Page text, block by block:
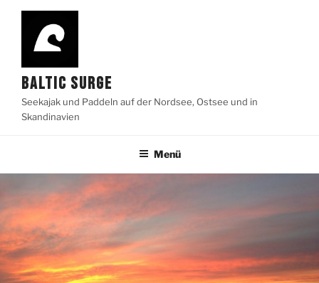
Zum
springen
BALTIC SURGE
Seekajak und Paddeln auf der Nordsee, Ostsee und in
Skandinavien
Menü